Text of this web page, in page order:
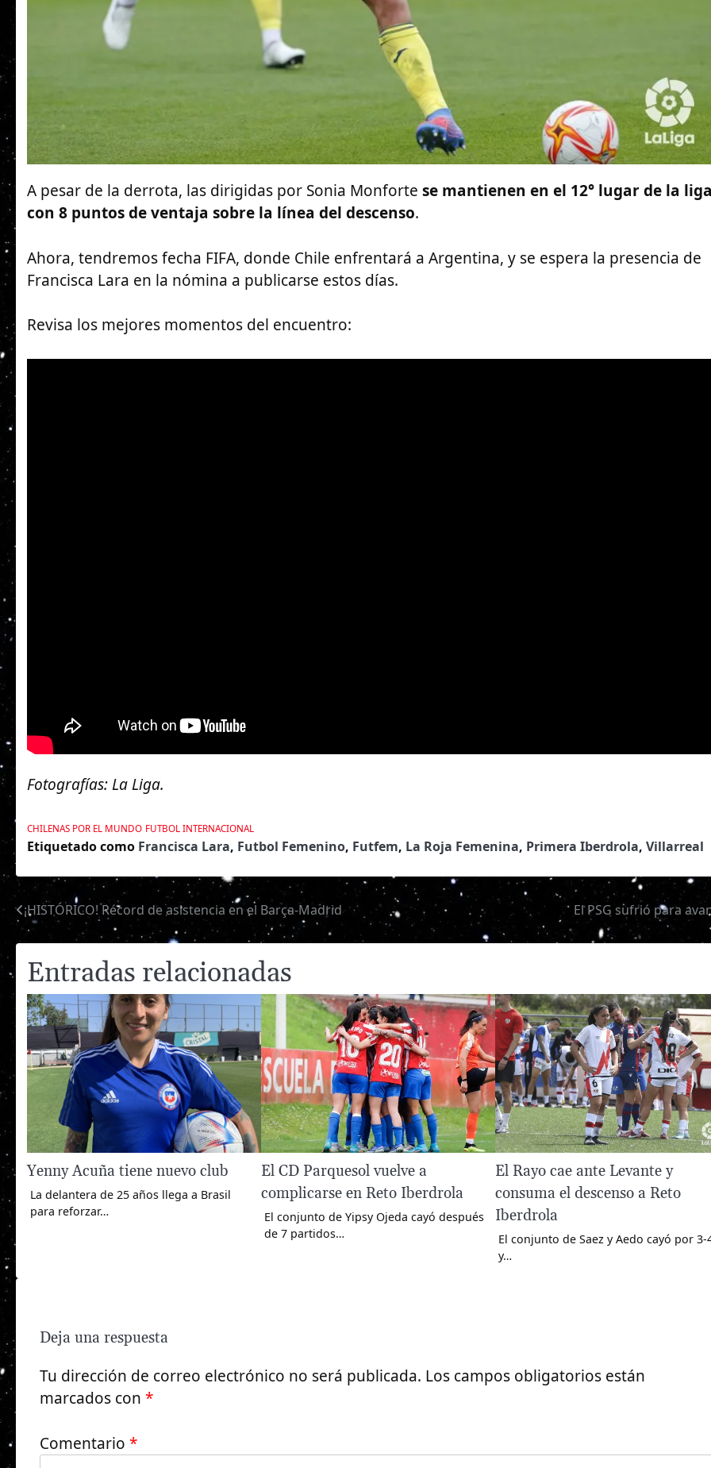
A pesar de la derrota, las dirigidas por Sonia Monforte se mantienen en el 12° lugar de la
con 8 puntos de ventaja sobre la línea del descenso.
Ahora, tendremos fecha FIFA, donde Chile enfrentará a Argentina, y se espera la presencia de
Francisca Lara en la nómina a publicarse estos días.
Revisa los mejores momentos del encuentro:
Fotografías: La Liga.
CHILENAS POR EL MUNDO FUTBOL INTERNACIONAL
Etiquetado como Francisca Lara, Futbol Femenino, Futfem, La Roja Femenina, Primera Iberdrola, Villarreal
Navegación
de
entradas
¡HISTÓRICO! Récord de asistencia en el Barça-Madrid El PSG sufrió para
Entradas relacionadas
Yenny Acuña tiene nuevo club
La delantera de 25 años llega a Brasil
para reforzar…
El CD Parquesol vuelve a
complicarse en Reto Iberdrola
El conjunto de Yipsy Ojeda cayó después
de 7 partidos…
El Rayo cae ante Levante y
consuma el descenso a Reto
Iberdrola
El conjunto de Saez y Aedo cayó por 3-
y…
Deja una respuesta
Tu dirección de correo electrónico no será publicada. Los campos obligatorios están
marcados con *
Comentario *